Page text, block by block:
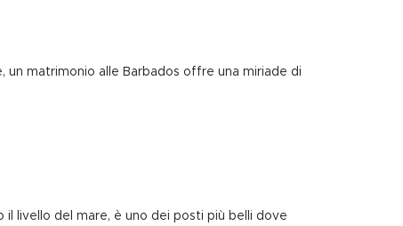
un matrimonio alle Barbados offre una miriade di
il livello del mare, è uno dei posti più belli dove